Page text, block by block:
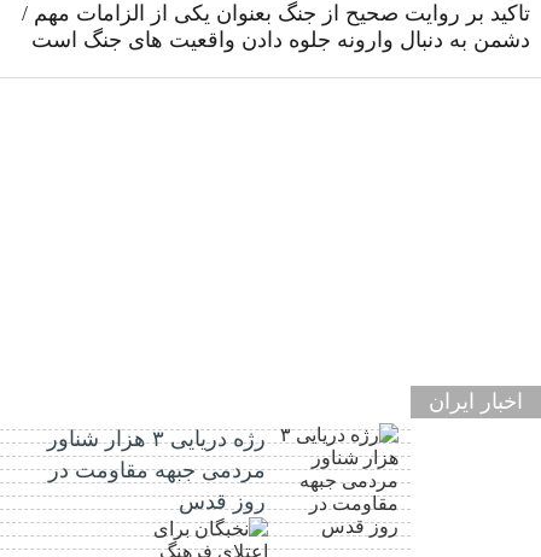
تاکید بر روایت صحیح از جنگ بعنوان یکی از الزامات مهم /
دشمن به دنبال وارونه جلوه دادن واقعیت های جنگ است
اخبار ایران
رژه دریایی ۳ هزار شناور
مردمی جبهه مقاومت در
روز قدس